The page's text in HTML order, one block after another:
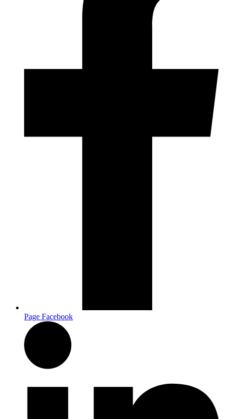
Page Facebook